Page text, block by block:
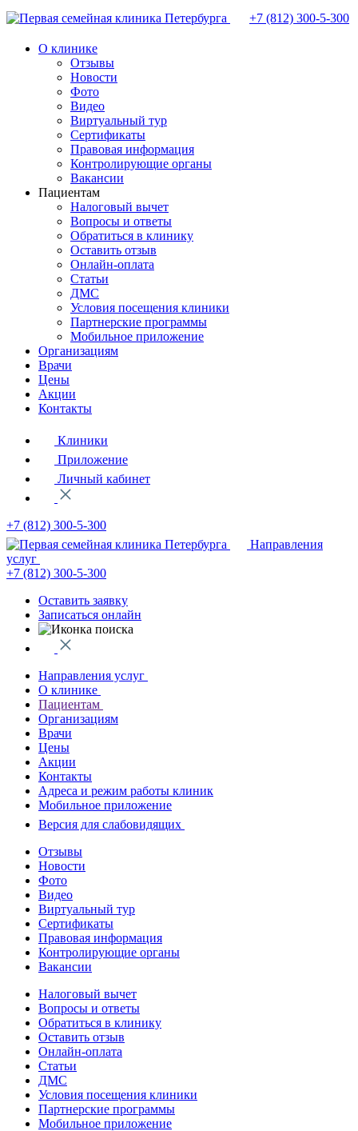
+7 (812) 300-5-300
О клинике
Отзывы
Новости
Фото
Видео
Виртуальный тур
Сертификаты
Правовая информация
Контролирующие органы
Вакансии
Пациентам
Налоговый вычет
Вопросы и ответы
Обратиться в клинику
Оставить отзыв
Онлайн-оплата
Статьи
ДМС
Условия посещения клиники
Партнерские программы
Мобильное приложение
Организациям
Врачи
Цены
Акции
Контакты
Клиники
Приложение
Личный кабинет
+7 (812) 300-5-300
Направления
услуг
+7 (812) 300-5-300
Оставить заявку
Записаться онлайн
Направления услуг
О клинике
Пациентам
Организациям
Врачи
Цены
Акции
Контакты
Адреса и режим работы клиник
Мобильное приложение
Версия для слабовидящих
Отзывы
Новости
Фото
Видео
Виртуальный тур
Сертификаты
Правовая информация
Контролирующие органы
Вакансии
Налоговый вычет
Вопросы и ответы
Обратиться в клинику
Оставить отзыв
Онлайн-оплата
Статьи
ДМС
Условия посещения клиники
Партнерские программы
Мобильное приложение